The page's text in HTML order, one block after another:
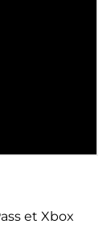
et Xbox